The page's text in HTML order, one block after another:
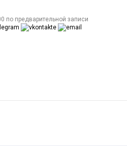
по предварительной записи